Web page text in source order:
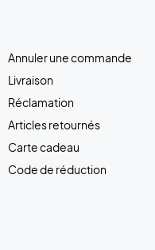
Annuler une commande
Livraison
Réclamation
Articles retournés
Carte cadeau
Code de réduction